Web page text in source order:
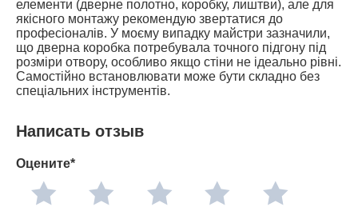
елементи (дверне полотно, коробку, лиштви), але для
якісного монтажу рекомендую звертатися до
професіоналів. У моєму випадку майстри зазначили,
що дверна коробка потребувала точного підгону під
розміри отвору, особливо якщо стіни не ідеально рівні.
Самостійно встановлювати може бути складно без
спеціальних інструментів.
Написать отзыв
Оцените*